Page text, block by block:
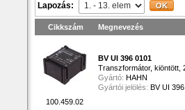
Lapozás:
Cikkszám Megnevezés
100.459.02
BV UI 396 0101
Transzformátor, kiöntött,
Gyártó: HAHN
Gyártói jelölés: BV UI